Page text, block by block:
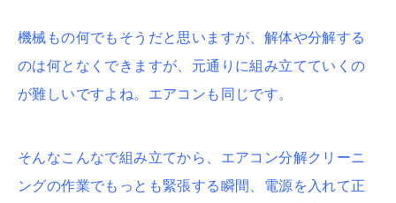
機械もの何でもそうだと思いますが、解体や分解する
のは何となくできますが、元通りに組み立てていくの
が難しいですよね。エアコンも同じです。
そんなこんなで組み立てから、エアコン分解クリーニ
ングの作業でもっとも緊張する瞬間、電源を入れて正